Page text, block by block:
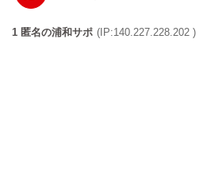
1 匿名の浦和サポ (IP:140.227.228.202 )